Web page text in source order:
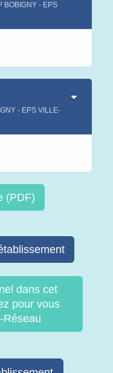
BOBIGNY - EPS
- EPS VILLE-
(PDF)
dans cet
pour vous
Réseau